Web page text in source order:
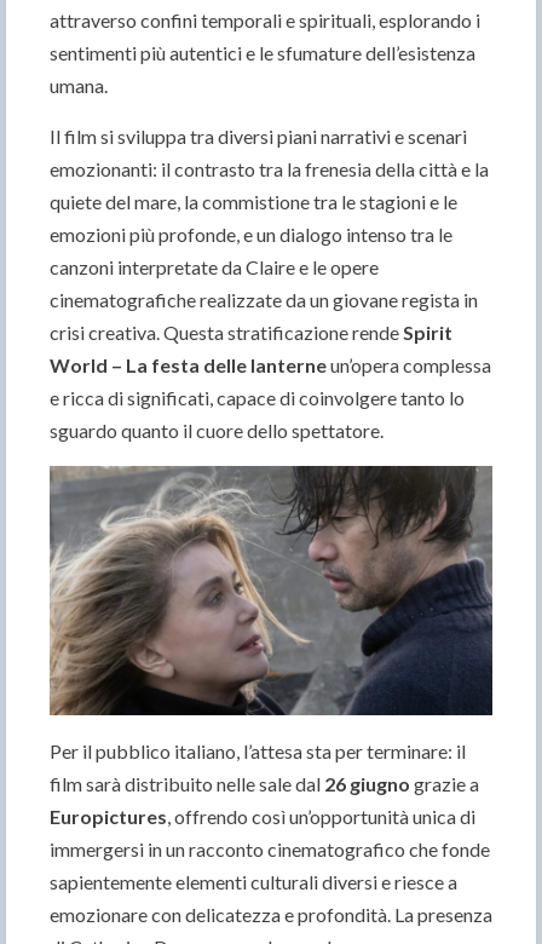
attraverso confini temporali e spirituali, esplorando i
sentimenti più autentici e le sfumature dell’esistenza
umana.
Il film si sviluppa tra diversi piani narrativi e scenari
emozionanti: il contrasto tra la frenesia della città e la
quiete del mare, la commistione tra le stagioni e le
emozioni più profonde, e un dialogo intenso tra le
canzoni interpretate da Claire e le opere
cinematografiche realizzate da un giovane regista in
crisi creativa. Questa stratificazione rendeSpirit
World – La festa delle lanterneun’opera complessa
e ricca di significati, capace di coinvolgere tanto lo
sguardo quanto il cuore dello spettatore.
Per il pubblico italiano, l’attesa sta per terminare: il
film sarà distribuito nelle sale dal 26 giugno grazie a
Europictures, offrendo così un’opportunità unica di
immergersi in un racconto cinematografico che fonde
sapientemente elementi culturali diversi e riesce a
emozionare con delicatezza e profondità. La presenza